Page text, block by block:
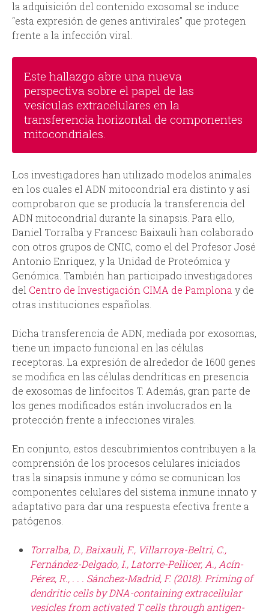
la adquisición del contenido exosomal se induce
“esta expresión de genes antivirales” que protegen
frente a la infección viral.
Este hallazgo abre una nueva
perspectiva sobre el papel de las
vesículas extracelulares en la
transferencia horizontal de componentes
mitocondriales.
Los investigadores han utilizado modelos animales
en los cuales el ADN mitocondrial era distinto y así
comprobaron que se producía la transferencia del
ADN mitocondrial durante la sinapsis. Para ello,
Daniel Torralba y Francesc Baixauli han colaborado
con otros grupos de CNIC, como el del Profesor José
Antonio Enriquez, y la Unidad de Proteómica y
Genómica. También han participado investigadores
del Centro de Investigación CIMA de Pamplona y de
otras instituciones españolas.
Dicha transferencia de ADN, mediada por exosomas,
tiene un impacto funcional en las células
receptoras. La expresión de alrededor de 1600 genes
se modifica en las células dendríticas en presencia
de exosomas de linfocitos T. Además, gran parte de
los genes modificados están involucrados en la
protección frente a infecciones virales.
En conjunto, estos descubrimientos contribuyen a la
comprensión de los procesos celulares iniciados
tras la sinapsis inmune y cómo se comunican los
componentes celulares del sistema inmune innato y
adaptativo para dar una respuesta efectiva frente a
patógenos.
Torralba, D., Baixauli, F., Villarroya-Beltri, C.,
Fernández-Delgado, I., Latorre-Pellicer, A., Acín-
Pérez, R., . . . Sánchez-Madrid, F. (2018). Priming of
dendritic cells by DNA-containing extracellular
vesicles from activated T cells through antigen-